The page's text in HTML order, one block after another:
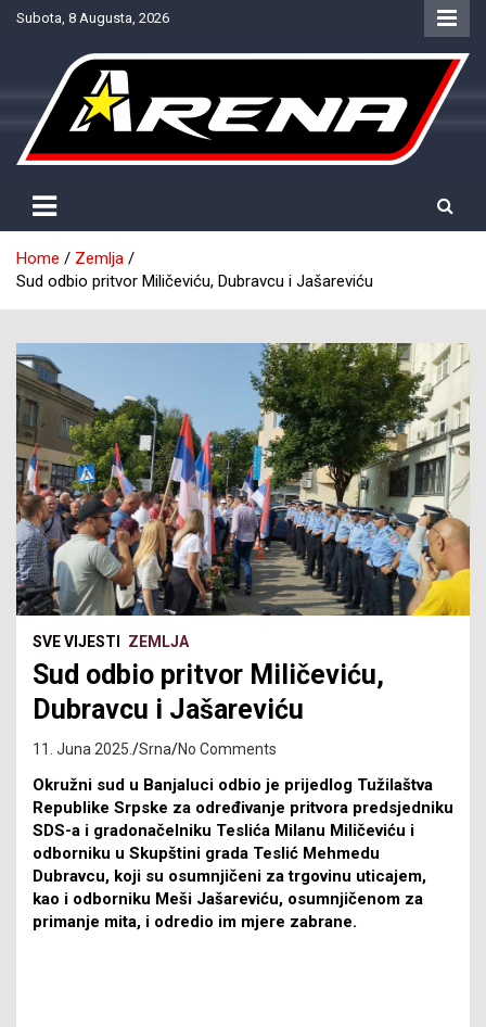
SkipSubota, 8 Augusta, 2026
NTV Arena
Home
Zemlja
Sud odbio pritvor Miličeviću, Dubravcu i Јašareviću
SVE VIJESTI ZEMLJA
Sud odbio pritvor Miličeviću,
Dubravcu i Јašareviću
11. Juna 2025. Srna No Comments
Okružni sud u Banjaluci odbio je prijedlog Tužilaštva
Republike Srpske za određivanje pritvora predsjedniku
SDS-a i gradonačelniku Teslića Milanu Miličeviću i
odborniku u Skupštini grada Teslić Mehmedu
Dubravcu, koji su osumnjičeni za trgovinu uticajem,
kao i odborniku Meši Jašareviću, osumnjičenom za
primanje mita, i odredio im mjere zabrane.